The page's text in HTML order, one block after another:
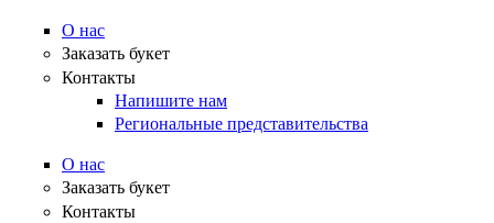
О нас
Заказать букет
Контакты
Напишите нам
Региональные представительства
О нас
Заказать букет
Контакты